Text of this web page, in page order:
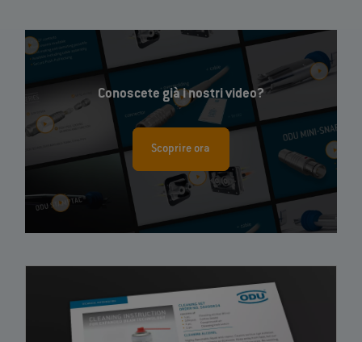
Conoscete già i nostri video?
Scoprire ora